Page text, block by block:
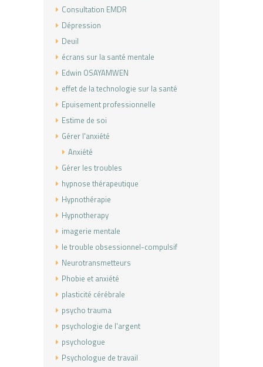
Consultation EMDR
Dépression
Deuil
écrans sur la santé mentale
Edwin OSAYAMWEN
effet de la technologie sur la santé
Epuisement professionnelle
Estime de soi
Gérer l'anxiété
Anxiété
Gérer les troubles
hypnose thérapeutique
Hypnothérapie
Hypnotherapy
imagerie mentale
le trouble obsessionnel-compulsif
Neurotransmetteurs
Phobie et anxiété
plasticité cérébrale
psycho trauma
psychologie de l'argent
psychologue
Psychologue de travail